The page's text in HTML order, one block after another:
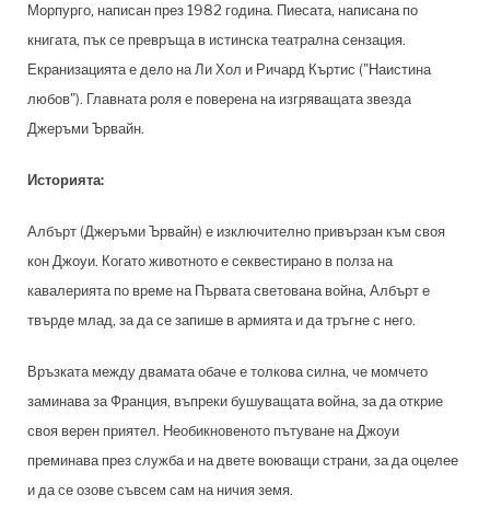
Морпурго, написан през 1982 година. Пиесата, написана по
книгата, пък се превръща в истинска театрална сензация.
Екранизацията е дело на Ли Хол и Ричард Къртис ("Наистина
любов"). Главната роля е поверена на изгряващата звезда
Джеръми Ървайн.
Историята:
Албърт (Джеръми Ървайн) е изключително привързан към своя
кон Джоуи. Когато животното е секвестирано в полза на
кавалерията по време на Първата светована война, Албърт е
твърде млад, за да се запише в армията и да тръгне с него.
Връзката между двамата обаче е толкова силна, че момчето
заминава за Франция, въпреки бушуващата война, за да открие
своя верен приятел. Необикновеното пътуване на Джоуи
преминава през служба и на двете воюващи страни, за да оцелее
и да се озове съвсем сам на ничия земя.